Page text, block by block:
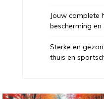
Jouw complete
bescherming en
Sterke en
thuis en